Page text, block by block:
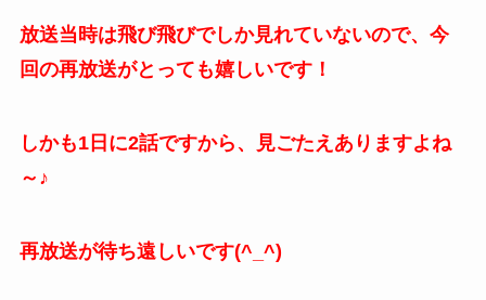
放送当時は飛び飛びでしか見れていないので、今
回の再放送がとっても嬉しいです！
しかも1日に2話ですから、見ごたえありますよね
～♪
再放送が待ち遠しいです(^_^)